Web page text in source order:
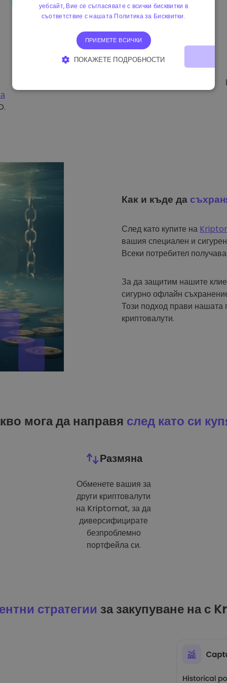
Как и къде да
След като купите на
вашия специален и
Всеки потребител
За да защитим нашите
сигурно офлайн
Този подход прави
криптовалути.
мога да направя след като си
Размяна
Обменете вашия за
други криптовалути
на Kriptomat, за да
диверсифицирате
безпроблемно
портфейла си.
стратегии за закупуване на с
уебсайт, Вие се съгласявате с всички бисквитки в
съответствие с нашата Политика за Бисквитки.
ПРИЕМЕТЕ ВСИЧКИ
ПОКАЖЕТЕ ПОДРОБНОСТИ